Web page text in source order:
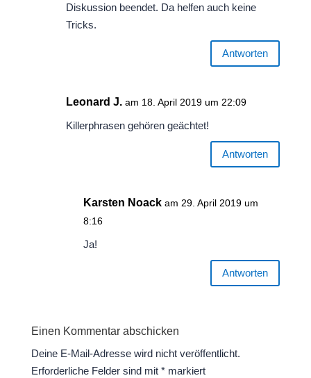
Diskussion beendet. Da helfen auch keine
Tricks.
Antworten
Leonard J. am 18. April 2019 um 22:09
Killerphrasen gehören geächtet!
Antworten
Karsten Noack am 29. April 2019 um
8:16
Ja!
Antworten
Einen Kommentar abschicken
Deine E-Mail-Adresse wird nicht veröffentlicht.
Erforderliche Felder sind mit *markiert